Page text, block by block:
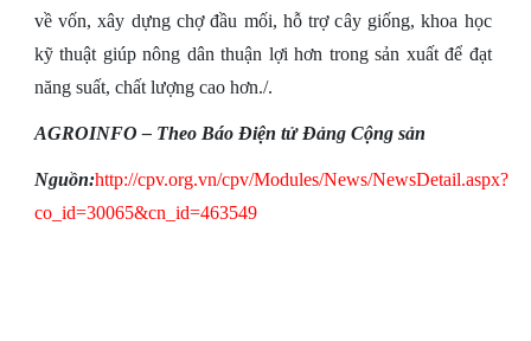
về vốn, xây dựng chợ đầu mối, hỗ trợ cây giống, khoa học
kỹ thuật giúp nông dân thuận lợi hơn trong sản xuất để đạt
năng suất, chất lượng cao hơn./.
AGROINFO – Theo Báo Điện tử Đảng Cộng sản
Nguồn:http://cpv.org.vn/cpv/Modules/News/NewsDetail.aspx?
co_id=30065&cn_id=463549